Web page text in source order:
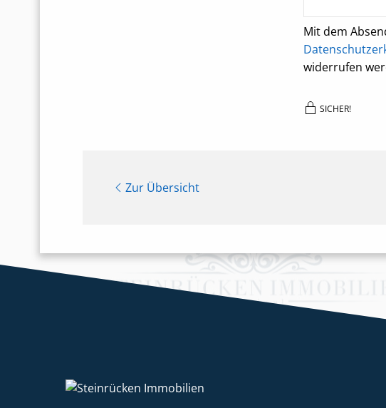
Mit dem
widerrufen
SICHER!
Zur Übersicht